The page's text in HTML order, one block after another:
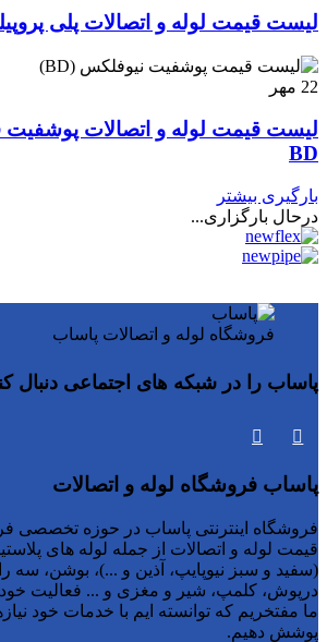
لیست قیمت لوله و اتصالات پلی
22 مهر
لیست قیمت لوله و اتصالات پوشفیت
BD
بارگیری بیشتر
درحال بارگزاری...
فروشگاه لوله و اتصالات پاساب
پاساب را در شبکه های اجتماعی دنبال
پاساب فروشگاه لوله و اتصالات
فروشگاه اینترنتی پاساب در حوزه تخصصی
قیمت لوله و اتصالات از جمله لوله های
(سفید و سبز نیوپایپ، آذین و ...)، بوشن، سه
درپوش، کلمپ، شیر و مغزی و ... فعالیت خود
ما مفتخریم که توانسته ایم با خدمات خود
پوشش دهیم.